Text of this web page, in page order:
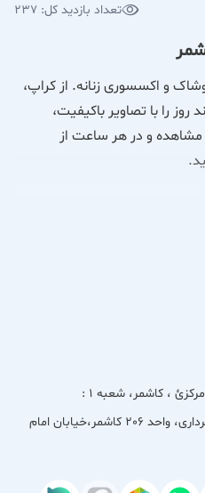
تعداد بازدید کل: 237
و اکسسوری زنانه. از کراپ،
را با تصاویر باکیفیت،
مشاهده و در هر ساعت از
ما برای راحتی شما، وب‌سایت
خراسان رضوئ، كاشمر،مركزئ ، كاشمر، شعبه 1 :
کاشمر،خیابان امام ،پاساژ شهرداری، واحد 206 کاشمر،خیابان امام